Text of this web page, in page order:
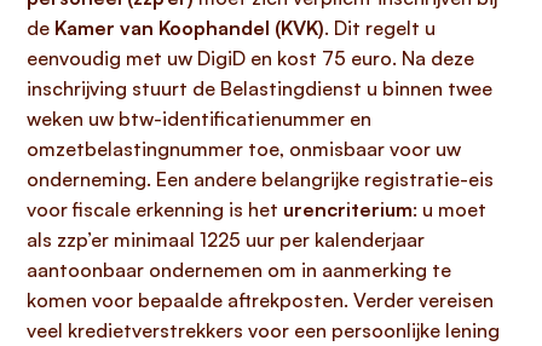
de Kamer van Koophandel (KVK). Dit regelt u
eenvoudig met uw DigiD en kost 75 euro. Na deze
inschrijving stuurt de Belastingdienst u binnen twee
weken uw btw-identificatienummer en
omzetbelastingnummer toe, onmisbaar voor uw
onderneming. Een andere belangrijke registratie-eis
voor fiscale erkenning is het urencriterium: u moet
als zzp’er minimaal 1225 uur per kalenderjaar
aantoonbaar ondernemen om in aanmerking te
komen voor bepaalde aftrekposten. Verder vereisen
veel kredietverstrekkers voor een persoonlijke lening